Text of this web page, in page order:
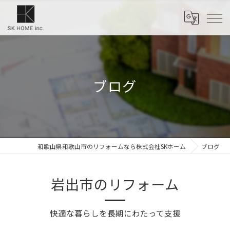
ブログ
和歌山県和歌山市のリフォームなら株式会社SKホーム ブログ
岩出市のリフォーム
快適な暮らしを長期にわたって支援